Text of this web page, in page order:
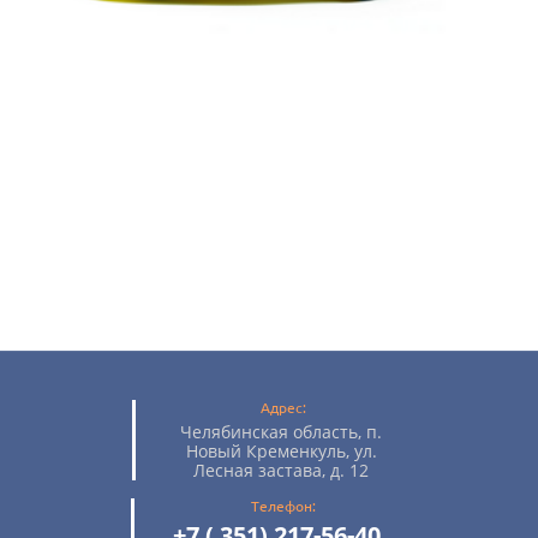
Адрес:
Челябинская область, п.
Новый Кременкуль, ул.
Лесная застава, д. 12
Телефон: